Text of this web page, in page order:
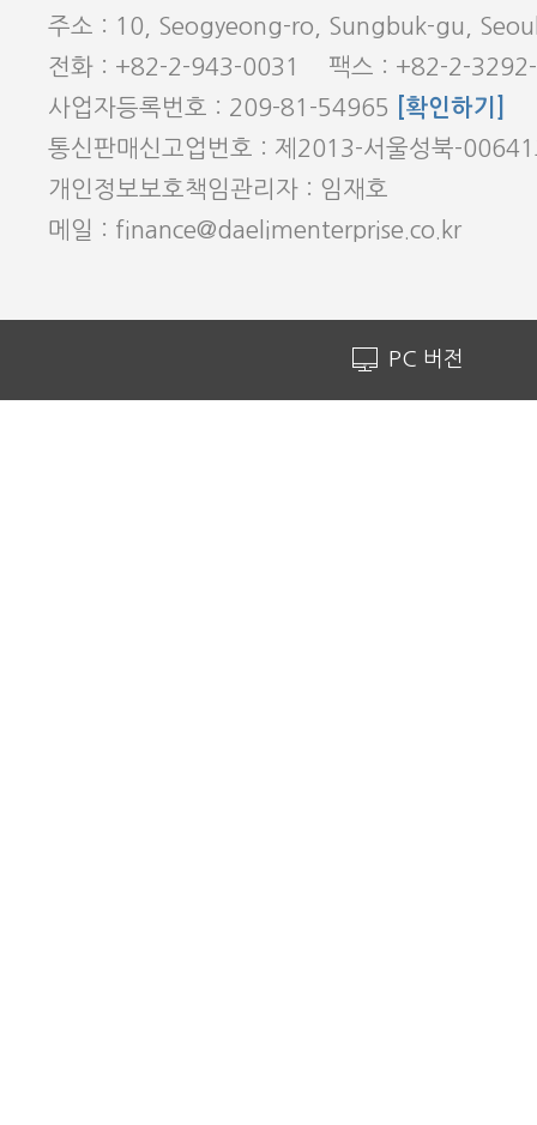
주소 : 10, Seogyeong-ro, Sungbuk-gu,
전화 : +82-2-943-0031 팩스 : +82-2-
사업자등록번호 : 209-81-54965
[확인하기]
통신판매신고업번호 : 제2013-서울성북-
개인정보보호책임관리자 : 임재호
메일 : finance@daelimenterprise.co.kr
PC 버전